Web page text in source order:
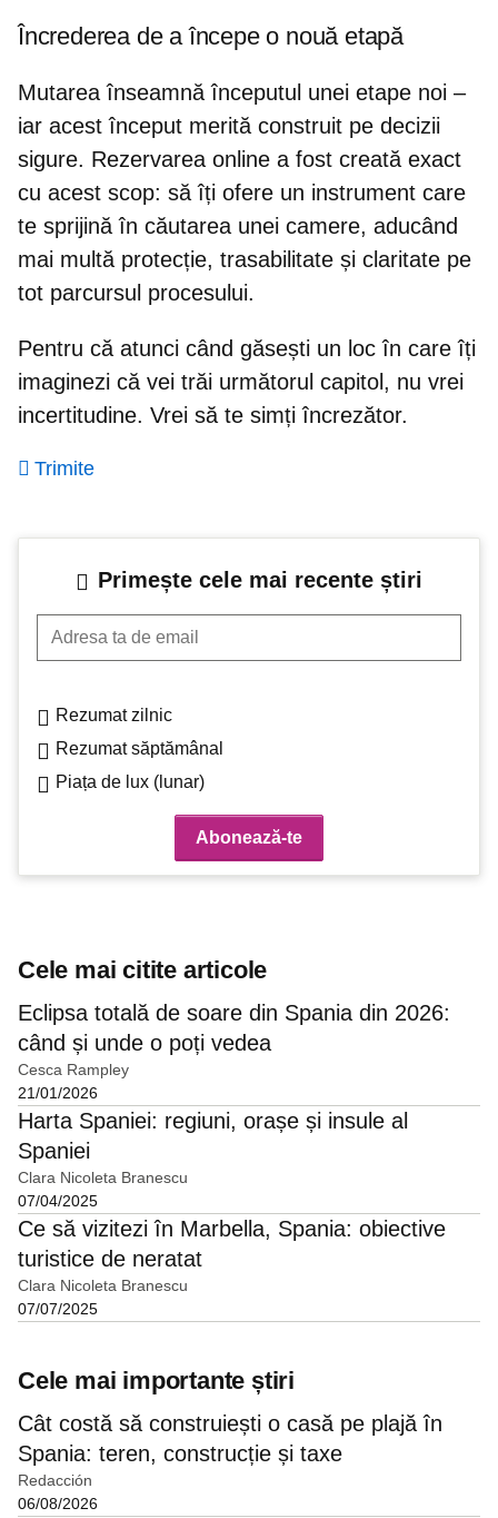
Încrederea de a începe o nouă etapă
Mutarea înseamnă începutul unei etape noi –
iar acest început merită construit pe decizii
sigure. Rezervarea online a fost creată exact
cu acest scop: să îți ofere un instrument care
te sprijină în căutarea unei camere, aducând
mai multă protecție, trasabilitate și claritate pe
tot parcursul procesului.
Pentru că atunci când găsești un loc în care îți
imaginezi că vei trăi următorul capitol, nu vrei
incertitudine. Vrei să te simți încrezător.
Trimite
Primește cele mai recente știri
Adresa ta de email
Rezumat zilnic
Rezumat săptămânal
Piața de lux (lunar)
Cele mai citite articole
Eclipsa totală de soare din Spania din 2026:
când și unde o poți vedea
Cesca Rampley
21/01/2026
Harta Spaniei: regiuni, orașe și insule al
Spaniei
Clara Nicoleta Branescu
07/04/2025
Ce să vizitezi în Marbella, Spania: obiective
turistice de neratat
Clara Nicoleta Branescu
07/07/2025
Cele mai importante știri
Cât costă să construiești o casă pe plajă în
Spania: teren, construcție și taxe
Redacción
06/08/2026